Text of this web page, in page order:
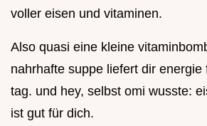
voller eisen und vitaminen.
Also quasi eine kleine
nahrhafte suppe liefert dir energie
tag. und hey, selbst omi wusste:
ist gut für dich.